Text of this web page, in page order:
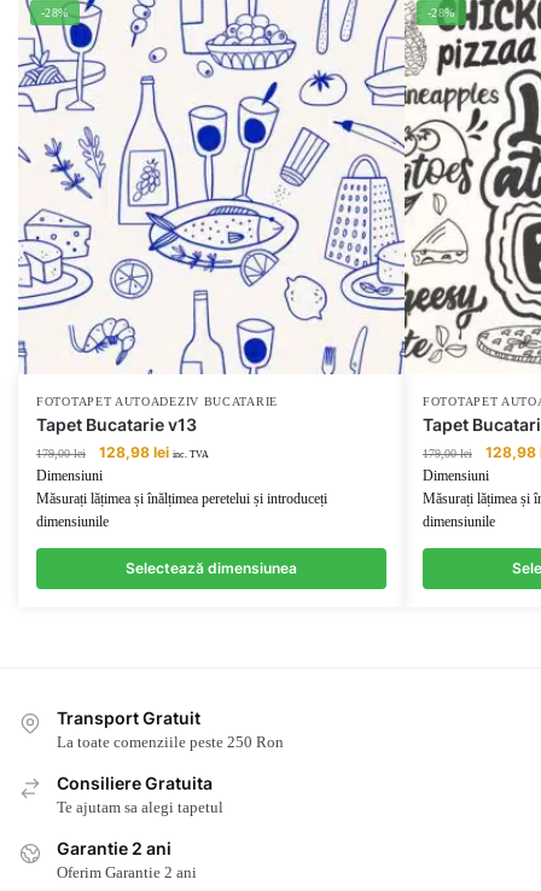
-28%
FOTOTAPET AUTOADEZIV BUCATARIE
Tapet Bucatarie v13
179,00lei
Prețul
inițial
a
fost:
128,98 leiPrețul
este:
inc. TVA
Dimensiuni
Măsurați lățimea și înălțimea peretelui și introduceți
dimensiunile
Selectează dimensiunea
-28%
FOTOTAPET
Tapet
179,00lei
Prețul
inițial
a
fost:
128,98
Dimensiuni
Măsurați lățimea și
dimensiunile
Transport Gratuit
La toate comenziile peste 250 Ron
Consiliere Gratuita
Te ajutam sa alegi tapetul
Garantie 2 ani
Oferim Garantie 2 ani